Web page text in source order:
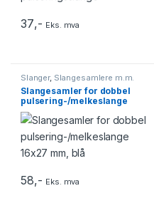
37,- Eks. mva
Slanger, Slangesamlere m.m.
Slangesamler for dobbel
pulsering-/melkeslange
16×27 mm, blå
58,- Eks. mva